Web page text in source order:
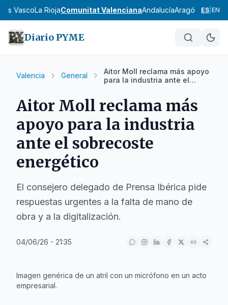
VascoLa RiojaComunitat ValencianaAndalucíaAragón Asturias
ES EN
Diario PYME
Valencia General
Aitor Moll reclama más apoyo
para la industria ante el
Aitor Moll reclama más
apoyo para la industria
ante el sobrecoste
energético
El consejero delegado de Prensa Ibérica pide
respuestas urgentes a la falta de mano de
obra y a la digitalización.
04/06/26 - 21:35
Imagen genérica de un atril con un micrófono en un acto
empresarial.